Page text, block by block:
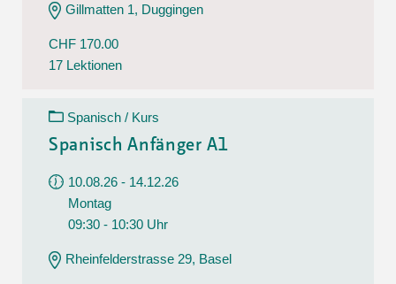
Gillmatten 1, Duggingen
CHF 170.00
17 Lektionen
Spanisch / Kurs
Spanisch Anfänger A1
10.08.26 - 14.12.26
Montag
09:30 - 10:30 Uhr
Rheinfelderstrasse 29, Basel